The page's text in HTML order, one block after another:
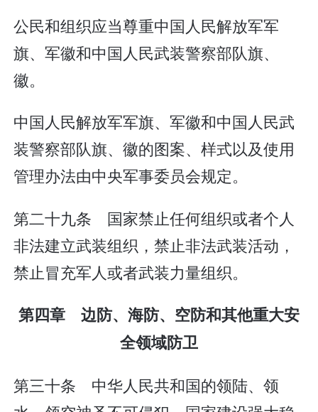
公民和组织应当尊重中国人民解放军军
旗、军徽和中国人民武装警察部队旗、
徽。
中国人民解放军军旗、军徽和中国人民武
装警察部队旗、徽的图案、样式以及使用
管理办法由中央军事委员会规定。
第二十九条 国家禁止任何组织或者个人
非法建立武装组织，禁止非法武装活动，
禁止冒充军人或者武装力量组织。
第四章 边防、海防、空防和其他重大安
全领域防卫
第三十条 中华人民共和国的领陆、领